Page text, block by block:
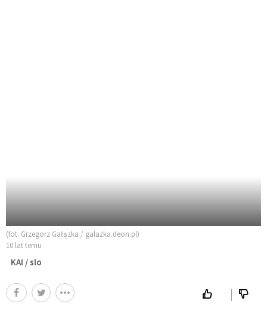
(fot. Grzegorz Gałązka / galazka.deon.pl)
10 lat temu
KAI / slo